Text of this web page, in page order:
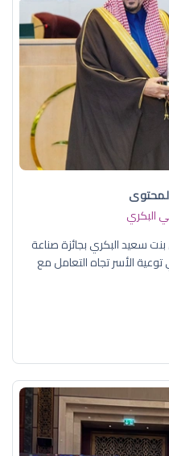
البكري
سعيد البكري بجائزة صناعة
الأسر تجاه التعامل مع